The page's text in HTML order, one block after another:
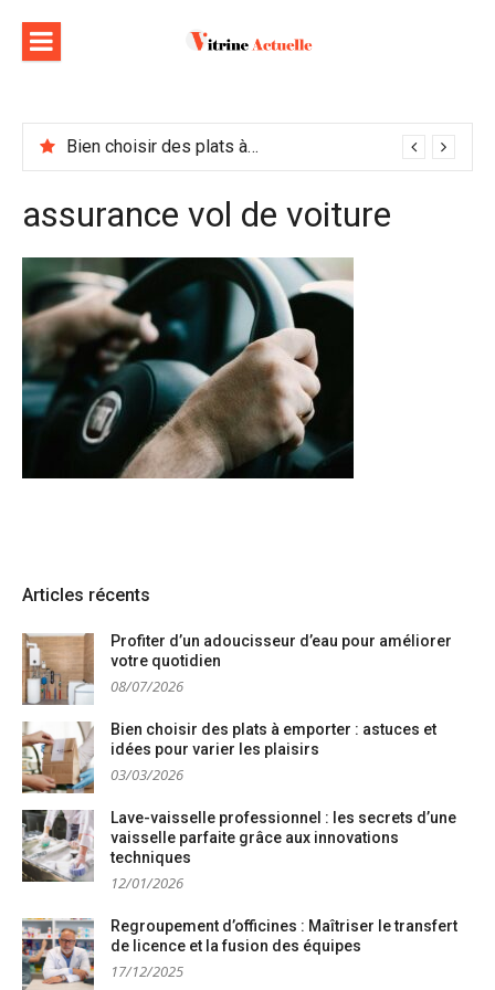
contenu
Bien choisir des plats à emporter : astuces et idées pour varier les plaisirs
assurance vol de voiture
Articles récents
Profiter d’un adoucisseur d’eau pour améliorer
votre quotidien
08/07/2026
Bien choisir des plats à emporter : astuces et
idées pour varier les plaisirs
03/03/2026
Lave-vaisselle professionnel : les secrets d’une
vaisselle parfaite grâce aux innovations
techniques
12/01/2026
Regroupement d’officines : Maîtriser le transfert
de licence et la fusion des équipes
17/12/2025